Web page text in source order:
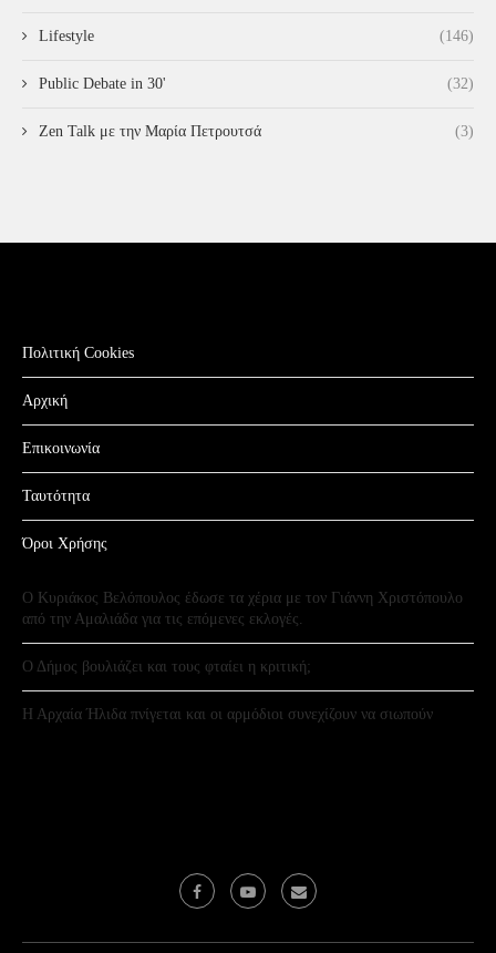
Lifestyle (146)
Public Debate in 30' (32)
Zen Talk με την Μαρία Πετρουτσά (3)
Πολιτική Cookies
Αρχική
Επικοινωνία
Ταυτότητα
Όροι Χρήσης
Ο Κυριάκος Βελόπουλος έδωσε τα χέρια με τον Γιάννη Χριστόπουλο
από την Αμαλιάδα για τις επόμενες εκλογές.
Ο Δήμος βουλιάζει και τους φταίει η κριτική;
Η Αρχαία Ήλιδα πνίγεται και οι αρμόδιοι συνεχίζουν να σιωπούν